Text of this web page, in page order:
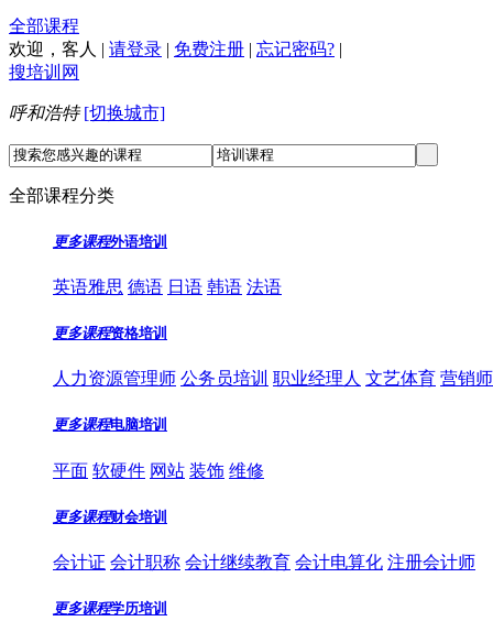
全部课程
欢迎， 客人 | 请登录 | 免费注册 | 忘记密码? |
搜培训网
呼和浩特 [切换城市]
全部课程分类
更多课程外语培训
英语雅思 德语 日语 韩语 法语
更多课程资格培训
人力资源管理师 公务员培训 职业经理人 文艺体育 营销
更多课程电脑培训
平面 软硬件 网站 装饰 维修
更多课程财会培训
会计证 会计职称 会计继续教育 会计电算化 注册会计师
更多课程学历培训